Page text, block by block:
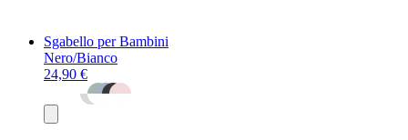
Sgabello per Bambini
Nero/Bianco
24,90 €
al